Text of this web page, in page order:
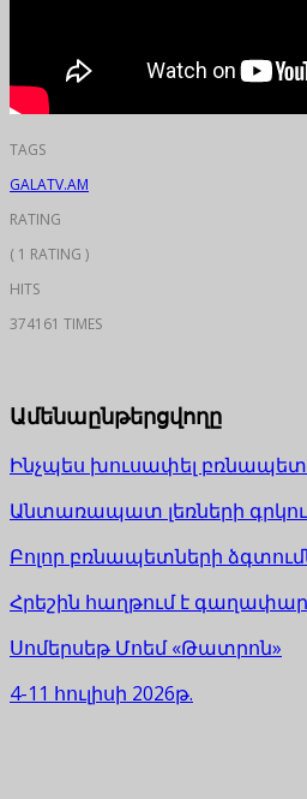
TAGS
GALATV.AM
RATING
( 1 RATING )
HITS
374161 TIMES
Ամենաընթերցվողը
Ինչպես խուսափել
Անտառապատ լեռների
Բոլոր բռնապետների
Հրեշին հաղթում է
Սոմերսեթ Մոեմ «Թատրոն»
4-11 հուլիսի 2026թ.